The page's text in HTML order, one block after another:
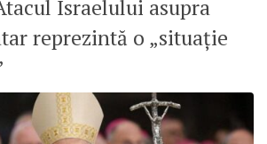
Israelului asupra
reprezintă o „situație